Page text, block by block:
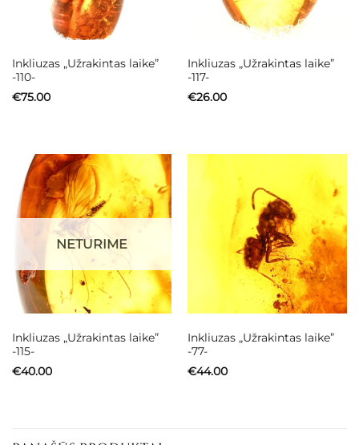
Inkliuzas „Užrakintas laike”
-110-
€75.00
Inkliuzas „Užrakintas laike”
-117-
€26.00
NETURIME
Inkliuzas „Užrakintas laike”
-115-
€40.00
Inkliuzas „Užrakintas laike”
-77-
€44.00